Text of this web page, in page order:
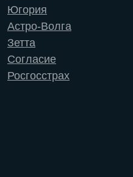
Югория
Астро-Волга
Зетта
Согласие
Росгосстрах